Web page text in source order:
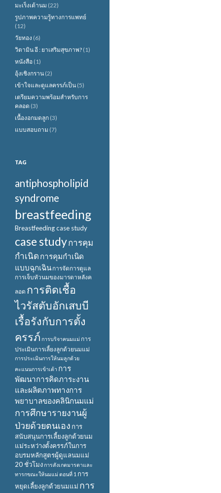
มะเร็งเต้านม (22)
รูปภาพความรู้ทางการแพทย์
(12)
วัยทอง (6)
วิตามิน อี : ยาเสริมสุขภาพ? (1)
หนังสือ (1)
อุ้งเชิงกราน (2)
เข้าใจและดูแลครรภ์เป็น (5)
เตรียมความพร้อมสำหรับการ
คลอด (3)
เนื้องอกมดลูก (3)
แบบสอบถาม (7)
TAG
antiphospholipid
syndrome
breastfeeding
Breastfeeding case study
case studyการคุม
กำเนิด การคุมกำเนิด
แบบฉุกเฉิน การจัดการดูแล
การเจ็บหัวนมของมารดาหลังค
ลอด การติดเชื้อ
ไวรัสตับอักเสบบี
เรื้อรังกับการตั้ง
ครรภ์ การบริจาคนมแม่ การ
ประเมินการเลี้ยงลูกด้วยนมแม่
การประเมินการให้นมลูกด้วย
คะแนนการเข้าเต้า การ
พัฒนาการคิดภาระงาน
และผลิตภาพทางการ
พยาบาลของคลินิกนมแม่
การศึกษารายงานผู้
ป่วยด้วยตนเอง การ
สนับสนุนการเลี้ยงลูกด้วยนม
แม่ระหว่างตั้งครรภ์ในการ
อบรมหลักสูตรผู้ดูแลนมแม่
20 ชั่วโมงการสังเกตมารดาและ
ทารกขณะให้นมแม่ ตอนที่ 1 การ
หยุดเลี้ยงลูกด้วยนมแม่ การ